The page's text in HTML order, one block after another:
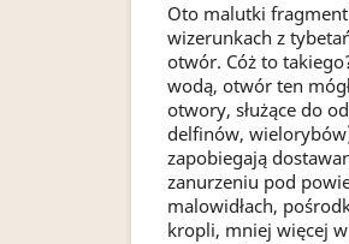
Oto malutki fragment
wizerunkach z
otwór. Cóż to
wodą, otwór ten
otwory, służące do
delfinów,
zapobiegają
zanurzeniu pod
malowidłach,
kropli, mniej więcej